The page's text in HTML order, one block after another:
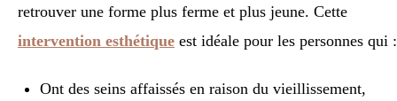
retrouver une forme plus ferme et plus jeune. Cette
intervention esthétique est idéale pour les personnes qui :
Ont des seins affaissés en raison du vieillissement,